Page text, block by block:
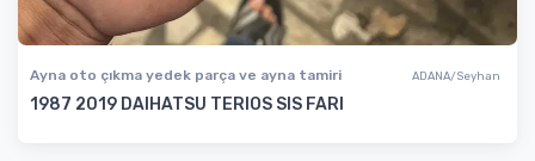
Ayna oto çıkma yedek parça ve ayna tamiri ADANA/Seyhan
1987 2019 DAIHATSU TERIOS SIS FARI